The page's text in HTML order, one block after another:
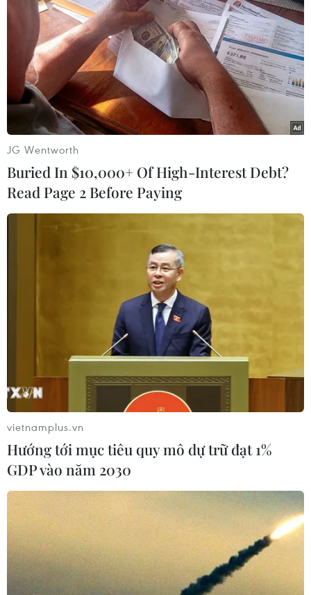
TIN CÙNG CHUYÊN MỤC
Mưa lớn gây ngập lụt, chia cắt nhiều
khu vực ở Nghệ An
Đắk Lắk truy quét, xử lý tình trạng
JG Wentworth
Buried In $10,000+ Of High-Interest Debt?
Read Page 2 Before Paying
vietnamplus.vn
Hướng tới mục tiêu quy mô dự trữ đạt 1%
GDP vào năm 2030